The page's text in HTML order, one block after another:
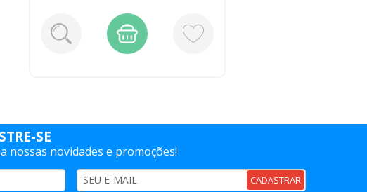
SE
nossas novidades e promoções!
CADASTRAR